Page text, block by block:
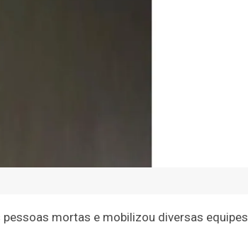
mortas e mobilizou diversas equipes